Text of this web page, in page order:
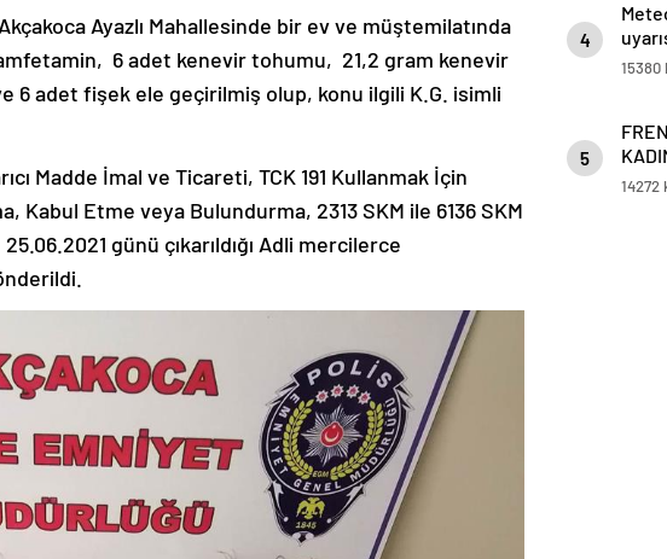
Ayazlı Mahallesinde bir ev ve müştemilatında
6 adet kenevir tohumu, 21,2 gram kenevir
6 adet fişek ele geçirilmiş olup, konu ilgili K.G. isimli
Madde İmal ve Ticareti, TCK 191 Kullanmak İçin
Kabul Etme veya Bulundurma, 2313 SKM ile 6136 SKM
günü çıkarıldığı Adli mercilerce
4
15380
5
14272